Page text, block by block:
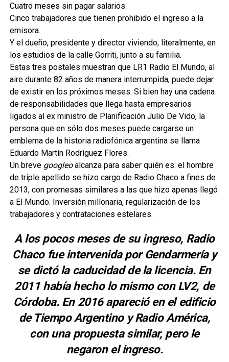
Cuatro meses sin pagar salarios.
Cinco trabajadores que tienen prohibido el ingreso a la
emisora.
Y el dueño, presidente y director viviendo, literalmente, en
los estudios de la calle Gorriti, junto a su familia.
Estas tres postales muestran que LR1 Radio El Mundo, al
aire durante 82 años de manera interrumpida, puede dejar
de existir en los próximos meses. Si bien hay una cadena
de responsabilidades que llega hasta empresarios
ligados al ex ministro de Planificación Julio De Vido, la
persona que en sólo dos meses puede cargarse un
emblema de la historia radiofónica argentina se llama
Eduardo Martín Rodríguez Flores.
Un breve googleoalcanza para saber quién es: el hombre
de triple apellido se hizo cargo de Radio Chaco a fines de
2013, con promesas similares a las que hizo apenas llegó
a El Mundo. Inversión millonaria, regularización de los
trabajadores y contrataciones estelares.
A los pocos meses de su ingreso, Radio
Chaco fue intervenida por Gendarmería y
se dictó la caducidad de la licencia. En
2011 había hecho lo mismo con LV2, de
Córdoba. En 2016 apareció en el edificio
de Tiempo Argentino y Radio América,
con una propuesta similar, pero le
negaron el ingreso.